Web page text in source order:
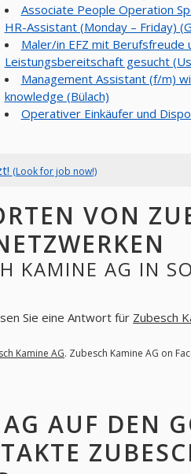
Associate People Operation
HR-Assistant (Monday – Friday)
Maler/in EFZ mit Berufsfreude
Leistungsbereitschaft gesucht
Management Assistant (f/m)
knowledge (Bülach)
Operativer Einkäufer und
(Look for job now!)
VON
KAMINE AG IN
Sie eine Antwort für Zubesch
Kamine AG. Zubesch Kamine AG on
AUF DEN